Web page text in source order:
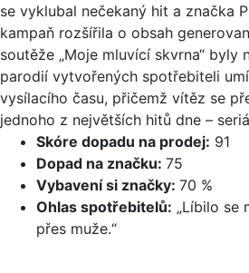
se vyklubal nečekaný hit a značka
kampaň rozšířila o obsah
soutěže „Moje mluvící skvrna“ byly
parodií vytvořených spotřebiteli
vysílacího času, přičemž vítěz se
jednoho z největších hitů dne –
Skóre dopadu na prodej: 91
Dopad na značku: 75
Vybavení si značky: 70 %
Ohlas spotřebitelů: „Líbilo se
přes muže.“